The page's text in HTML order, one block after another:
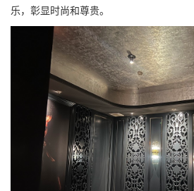
乐，彰显时尚和尊贵。